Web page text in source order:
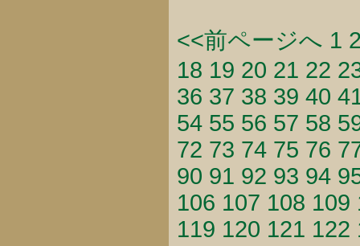
<<前ページへ 1
18 19 20 21 22
36 37 38 39 40
54 55 56 57 58
72 73 74 75 76
90 91 92 93 94
106 107 108 109
119 120 121 122